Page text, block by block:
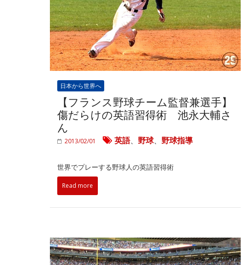
日本から世界へ
【フランス野球チーム監督兼選手】
傷だらけの英語習得術 池永大輔さ
ん
2013/02/01 英語、 野球、 野球指導
世界でプレーする野球人の英語習得術
Read more